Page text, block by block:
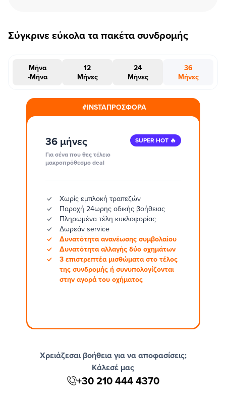
Σύγκρινε εύκολα τα πακέτα συνδρομής
Μήνα
-Μήνα
12
Μήνες
24
Μήνες
36
Μήνες
#INSTAΠΡΟΣΦΟΡΑ
36 μήνες
Για σένα που θες τέλειο
μακροπρόθεσμο deal
SUPER HOT 🔥
Χωρίς εμπλοκή τραπεζών
Παροχή 24ωρης οδικής βοήθειας
Πληρωμένα τέλη κυκλοφορίας
Δωρεάν service
Δυνατότητα ανανέωσης συμβολαίου
Δυνατότητα αλλαγής δύο οχημάτων
3 επιστρεπτέα μισθώματα στο τέλος
της συνδρομής ή συνυπολογίζονται
στην αγορά του οχήματος
Χρειάζεσαι βοήθεια για να αποφασίσεις;
Κάλεσέ μας
+30 210 444 4370